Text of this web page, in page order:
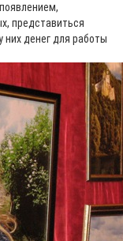
представиться
них денег для работы